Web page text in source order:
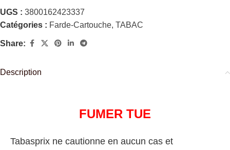
UGS : 3800162423337
Catégories : Farde-Cartouche, TABAC
Share:
Description
FUMER TUE
Tabasprix ne cautionne en aucun cas et